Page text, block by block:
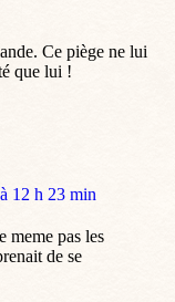
Ce piège ne lui
que lui !
12 h 23 min
meme pas les
de se